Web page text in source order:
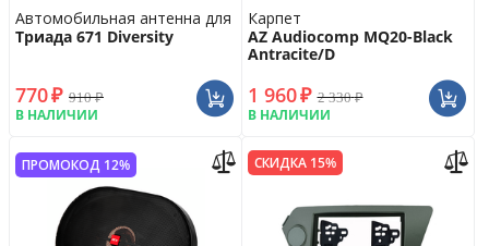
Автомобильная антенна для ТВ тюнера
Триада 671 Diversity
770₽ 910₽
В НАЛИЧИИ
Карпет
AZ Audiocomp MQ20-Black
Antracite/D
1 960₽ 2 330₽
В НАЛИЧИИ
ПРОМОКОД 12% СКИДКА 15%